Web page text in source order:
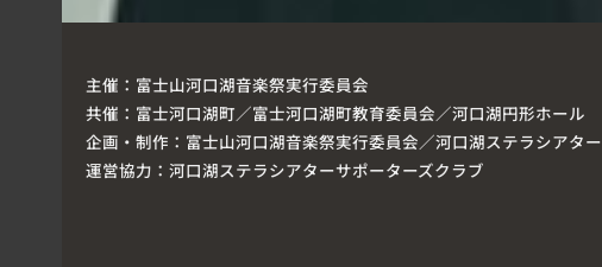
主催： 富士山河口湖音楽祭実行委員会
共催： 富士河口湖町／富士河口湖町教育委員会／河口湖円形ホール
企画・制作： 富士山河口湖音楽祭実行委員会／河口湖ステラシアター
運営協力： 河口湖ステラシアターサポーターズクラブ